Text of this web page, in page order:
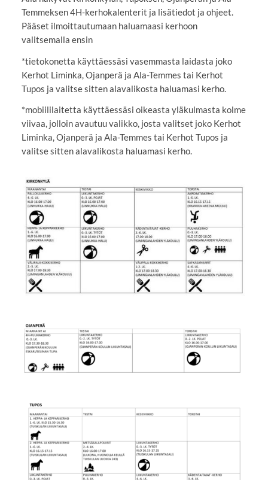
Temmeksen 4H-kerhokalenterit ja lisätiedot ja ohjeet.
Pääset ilmoittautumaan haluamaasi kerhoon
valitsemalla ensin
*tietokonetta käyttäessäsi vasemmasta laidasta joko
Kerhot Liminka, Ojanperä ja Ala-Temmes tai Kerhot
Tupos ja valitse sitten alavalikosta haluamasi kerho.
*mobiililaitetta käyttäessäsi oikeasta yläkulmasta kolme
viivaa, jolloin avautuu valikko, josta valitset joko Kerhot
Liminka, Ojanperä ja Ala-Temmes tai Kerhot Tupos ja
valitse sitten alavalikosta haluamasi kerho.